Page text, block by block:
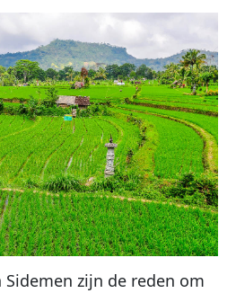
zijn de reden om